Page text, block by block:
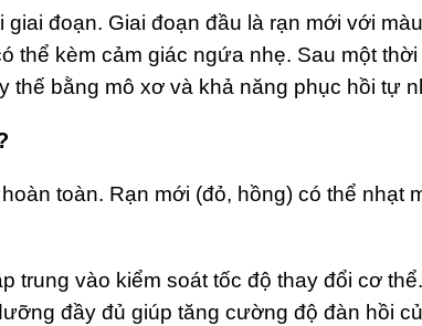
đoạn. Giai đoạn đầu là rạn mới với
thể kèm cảm giác ngứa nhẹ. Sau một
thế bằng mô xơ và khả năng phục hồi tự
toàn. Rạn mới (đỏ, hồng) có thể
trung vào kiểm soát tốc độ thay đổi cơ
đầy đủ giúp tăng cường độ đàn hồi